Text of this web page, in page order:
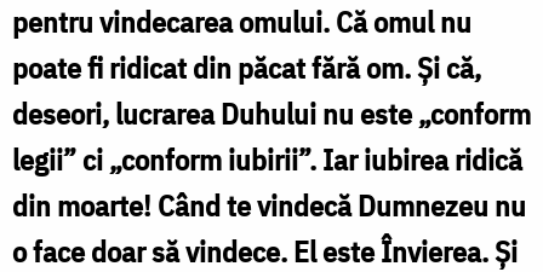
pentru vindecarea omului. Că omul nu
poate fi ridicat din păcat fără om. Și că,
deseori, lucrarea Duhului nu este „conform
legii” ci „conform iubirii”. Iar iubirea ridică
din moarte! Când te vindecă Dumnezeu nu
o face doar să vindece. El este Învierea. Și